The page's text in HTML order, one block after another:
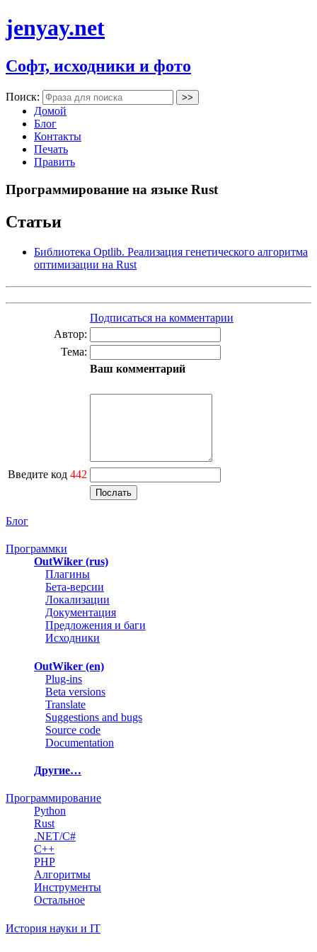
jenyay.net
Софт, исходники и фото
Поиск:
Домой
Блог
Контакты
Печать
Править
Программирование на языке Rust
Статьи
Библиотека Optlib. Реализация генетического алгоритма
оптимизации на Rust
Подписаться на комментарии
Автор:
Тема:
Ваш комментарий
Введите код 442
Блог
Программки
OutWiker (rus)
Плагины
Бета-версии
Локализации
Документация
Предложения и баги
Исходники
OutWiker (en)
Plug-ins
Beta versions
Translate
Suggestions and bugs
Source code
Documentation
Другие…
Программирование
Python
Rust
.NET/C#
C++
PHP
Алгоритмы
Инструменты
Остальное
История науки и IT